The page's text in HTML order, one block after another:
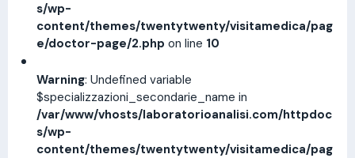
s/wp-
content/themes/twentytwenty/visitamedica/pag
e/doctor-page/2.php on line 10
Warning: Undefined variable
$specializzazioni_secondarie_name in
/var/www/vhosts/laboratorioanalisi.com/httpdoc
s/wp-
content/themes/twentytwenty/visitamedica/pag